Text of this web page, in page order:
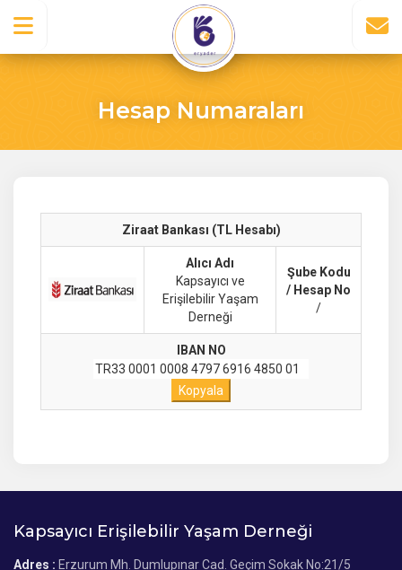
Hesap Numaraları
Ziraat Bankası (TL Hesabı)
Alıcı Adı
Kapsayıcı ve
Erişilebilir Yaşam
Derneği
Şube Kodu
/ Hesap No
/
IBAN NO
Kopyala
Kapsayıcı Erişilebilir Yaşam Derneği
Adres : Erzurum Mh. Dumlupınar Cad. Geçim Sokak No:21/5